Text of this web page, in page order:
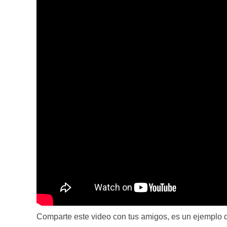
Comparte este video con tus amigos, es un ejemplo